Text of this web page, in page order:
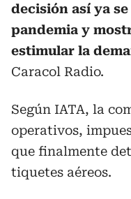
decisión así ya
pandemia y
estimular la
Caracol Radio.
Según IATA, la
operativos,
que finalmente
tiquetes aéreos.